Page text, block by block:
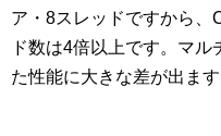
ア・8スレッドですから、
ド数は4倍以上です。マ
た性能に大きな差が出ます